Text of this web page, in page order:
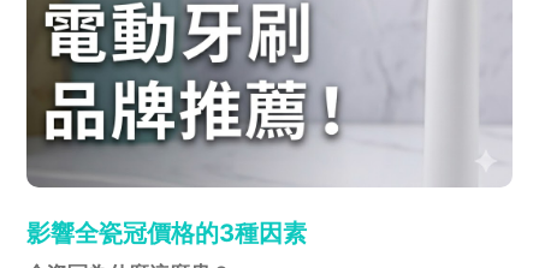
影響全瓷冠價格的3種因素